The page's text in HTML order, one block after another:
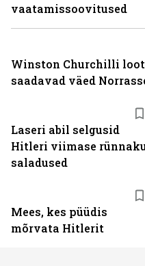
Laseri abil selgusid
Hitleri viimase
saladused
Mees, kes püüdis
mõrvata Hitlerit
vaatamissoovitused
Winston Churchilli
saadavad väed